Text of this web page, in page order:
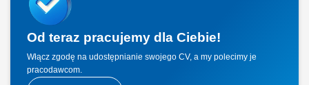
Od teraz pracujemy dla Ciebie!
Włącz zgodę na udostępnianie swojego CV, a my polecimy je
pracodawcom.